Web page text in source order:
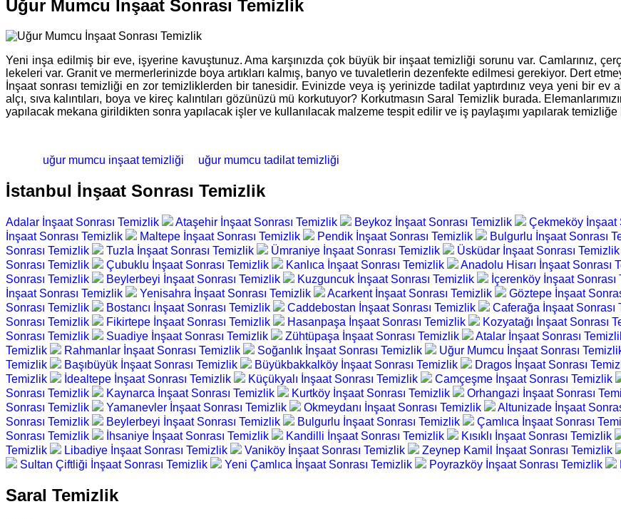
Uğur Mumcu İnşaat Sonrası Temizlik
Yeni inşa edilmiş bir eve, işyerine kavuştunuz. Ama karşınızda çok büyük bir inşaat temizliği sorunu var. Camlarınız,
lekeleri var. Granit ve mermerlerinizde boya artıkları kalmış, banyo ve tuvaletlerin dezenfekte edilmesi gerekiyor. Dert
İnşaat sonrası temizliği en zor temizliklerden bir tanesidir. Evinizde veya iş yerinizde tadilat yaptırdınız veya yeni bir ev
alçı, sıva kalıntıları, boya ve kireç kalıntıları gözünüzü mü korkutuyor? Korkutmasın Saral Temizlik burada.
yapılacak mekana girildikten sonra yapılacak işler ve kullanılacak malzeme tespit edilir ve iş paylaşımı yapılarak temizliğe
uğur mumcu inşaat temizliği uğur mumcu tadilat temizliği
İstanbul İnşaat Sonrası Temizlik
Adalar İnşaat Sonrası Temizlik Ataşehir İnşaat Sonrası Temizlik Beykoz İnşaat Sonrası Temizlik Çekmeköy İnşaat
İnşaat Sonrası Temizlik
Maltepe İnşaat Sonrası Temizlik Pendik İnşaat Sonrası Temizlik Bulgurlu İnşaat Sonrası
Sonrası Temizlik
Tuzla İnşaat Sonrası Temizlik Ümraniye İnşaat Sonrası Temizlik Üsküdar İnşaat Sonrası Temizlik
Sonrası Temizlik
Çubuklu İnşaat Sonrası Temizlik Kanlıca İnşaat Sonrası Temizlik Anadolu Hisarı İnşaat Sonrası
Sonrası Temizlik
Beylerbeyi İnşaat Sonrası Temizlik Kuzguncuk İnşaat Sonrası Temizlik İçerenköy İnşaat Sonrası
İnşaat Sonrası Temizlik
Yenisahra İnşaat Sonrası Temizlik Acarkent İnşaat Sonrası Temizlik Göztepe İnşaat
Sonrası Temizlik
Bostancı İnşaat Sonrası Temizlik Caddebostan İnşaat Sonrası Temizlik Caferağa İnşaat Sonrası
Sonrası Temizlik
Fikirtepe İnşaat Sonrası Temizlik Hasanpaşa İnşaat Sonrası Temizlik Kozyatağı İnşaat Sonrası
Sonrası Temizlik
Suadiye İnşaat Sonrası Temizlik Zühtüpaşa İnşaat Sonrası Temizlik Atalar İnşaat Sonrası
Temizlik
Rahmanlar İnşaat Sonrası Temizlik Soğanlık İnşaat Sonrası Temizlik Uğur Mumcu İnşaat Sonrası
Temizlik
Başıbüyük İnşaat Sonrası Temizlik Büyükbakkalköy İnşaat Sonrası Temizlik Dragos İnşaat Sonrası
Temizlik
İdealtepe İnşaat Sonrası Temizlik Küçükyalı İnşaat Sonrası Temizlik Camçeşme İnşaat Sonrası Temizlik
Sonrası Temizlik
Kaynarca İnşaat Sonrası Temizlik Kurtköy İnşaat Sonrası Temizlik Orhangazi İnşaat Sonrası
Sonrası Temizlik
Yamanevler İnşaat Sonrası Temizlik Okmeydanı İnşaat Sonrası Temizlik Altunizade İnşaat
Sonrası Temizlik
Beylerbeyi İnşaat Sonrası Temizlik Bulgurlu İnşaat Sonrası Temizlik Çamlıca İnşaat Sonrası
Sonrası Temizlik
İhsaniye İnşaat Sonrası Temizlik Kandilli İnşaat Sonrası Temizlik Kısıklı İnşaat Sonrası Temizlik
Temizlik
Libadiye İnşaat Sonrası Temizlik Vaniköy İnşaat Sonrası Temizlik Zeynep Kamil İnşaat Sonrası Temizlik
Sultan Çiftliği İnşaat Sonrası Temizlik
Yeni Çamlıca İnşaat Sonrası Temizlik Poyrazköy İnşaat Sonrası Temizlik
Saral Temizlik